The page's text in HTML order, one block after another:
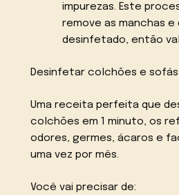
impurezas. Este
remove as manchas e
desinfetado, então
Desinfetar colchões e sofás
Uma receita perfeita que
colchões em 1 minuto, os
odores, germes, ácaros e
uma vez por mês.
Você vai precisar de: